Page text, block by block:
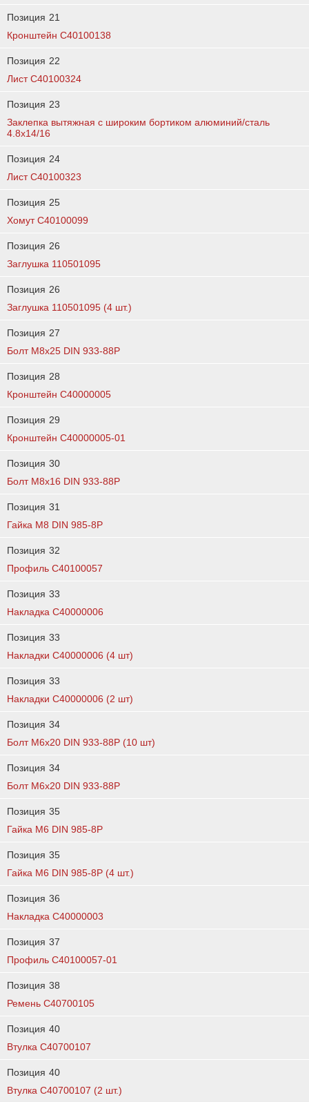
Позиция 21
Кронштейн C40100138
Позиция 22
Лист C40100324
Позиция 23
Заклепка вытяжная с широким бортиком алюминий/сталь
4.8х14/16
Позиция 24
Лист C40100323
Позиция 25
Хомут C40100099
Позиция 26
Заглушка 110501095
Позиция 26
Заглушка 110501095 (4 шт.)
Позиция 27
Болт М8х25 DIN 933-88P
Позиция 28
Кронштейн C40000005
Позиция 29
Кронштейн C40000005-01
Позиция 30
Болт М8х16 DIN 933-88P
Позиция 31
Гайка М8 DIN 985-8P
Позиция 32
Профиль C40100057
Позиция 33
Накладка C40000006
Позиция 33
Накладки С40000006 (4 шт)
Позиция 33
Накладки C40000006 (2 шт)
Позиция 34
Болт М6х20 DIN 933-88Р (10 шт)
Позиция 34
Болт М6х20 DIN 933-88P
Позиция 35
Гайка М6 DIN 985-8Р
Позиция 35
Гайка M6 DIN 985-8Р (4 шт.)
Позиция 36
Накладка C40000003
Позиция 37
Профиль C40100057-01
Позиция 38
Ремень C40700105
Позиция 40
Втулка C40700107
Позиция 40
Втулка С40700107 (2 шт.)